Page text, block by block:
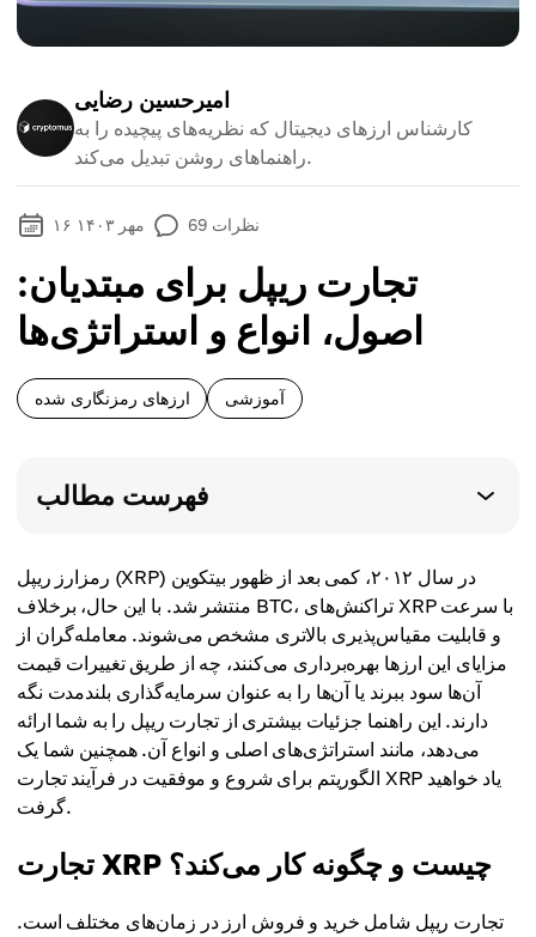
امیرحسین رضایی
کارشناس ارزهای دیجیتال که نظریه‌های پیچیده را به
راهنماهای روشن تبدیل می‌کند.
۱۶ مهر ۱۴۰۳ 69 نظرات
تجارت ریپل برای مبتدیان:
اصول، انواع و استراتژی‌ها
ارزهای رمزنگاری شده آموزشی
فهرست مطالب
رمزارز ریپل (XRP) در سال ۲۰۱۲، کمی بعد از ظهور بیتکوین
منتشر شد. با این حال، برخلاف BTC، تراکنش‌های XRP با سرعت
و قابلیت مقیاس‌پذیری بالاتری مشخص می‌شوند. معامله‌گران از
مزایای این ارزها بهره‌برداری می‌کنند، چه از طریق تغییرات قیمت
آن‌ها سود ببرند یا آن‌ها را به عنوان سرمایه‌گذاری بلندمدت نگه
دارند. این راهنما جزئیات بیشتری از تجارت ریپل را به شما ارائه
می‌دهد، مانند استراتژی‌های اصلی و انواع آن. همچنین شما یک
الگوریتم برای شروع و موفقیت در فرآیند تجارت XRP یاد خواهید
گرفت.
تجارت XRP چیست و چگونه کار می‌کند؟
تجارت ریپل شامل خرید و فروش ارز در زمان‌های مختلف است.